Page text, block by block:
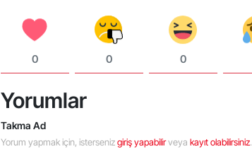
0 0 0
Yorumlar
Takma Ad
Yorum yapmak için, istersenizgiriş yapabilirveya kayıt olabilirsiniz.